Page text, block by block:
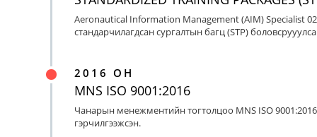
Aeronautical Information Management (AIM) Specialist
стандарчилагдсан сургалтын багц (STP)
2016 ОН
MNS ISO 9001:2016
Чанарын менежментийн тогтолцоо MNS ISO
гэрчилгээжсэн.